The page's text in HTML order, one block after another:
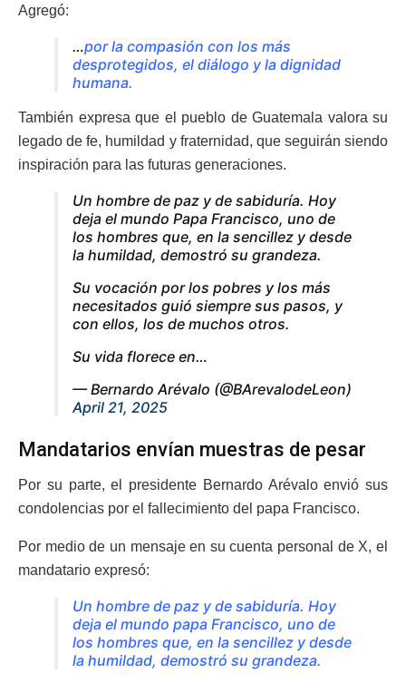
Agregó:
…por la compasión con los más
desprotegidos, el diálogo y la dignidad
humana.
También expresa que el pueblo de Guatemala valora su
legado de fe, humildad y fraternidad, que seguirán siendo
inspiración para las futuras generaciones.
Un hombre de paz y de sabiduría. Hoy
deja el mundo Papa Francisco, uno de
los hombres que, en la sencillez y desde
la humildad, demostró su grandeza.
Su vocación por los pobres y los más
necesitados guió siempre sus pasos, y
con ellos, los de muchos otros.
Su vida florece en…
— Bernardo Arévalo (@BArevalodeLeon)
April 21, 2025
Mandatarios envían muestras de pesar
Por su parte, el presidente Bernardo Arévalo envió sus
condolencias por el fallecimiento del papa Francisco.
Por medio de un mensaje en su cuenta personal de X, el
mandatario expresó:
Un hombre de paz y de sabiduría. Hoy
deja el mundo papa Francisco, uno de
los hombres que, en la sencillez y desde
la humildad, demostró su grandeza.